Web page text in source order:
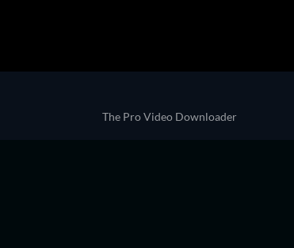
The Pro Video Downloader